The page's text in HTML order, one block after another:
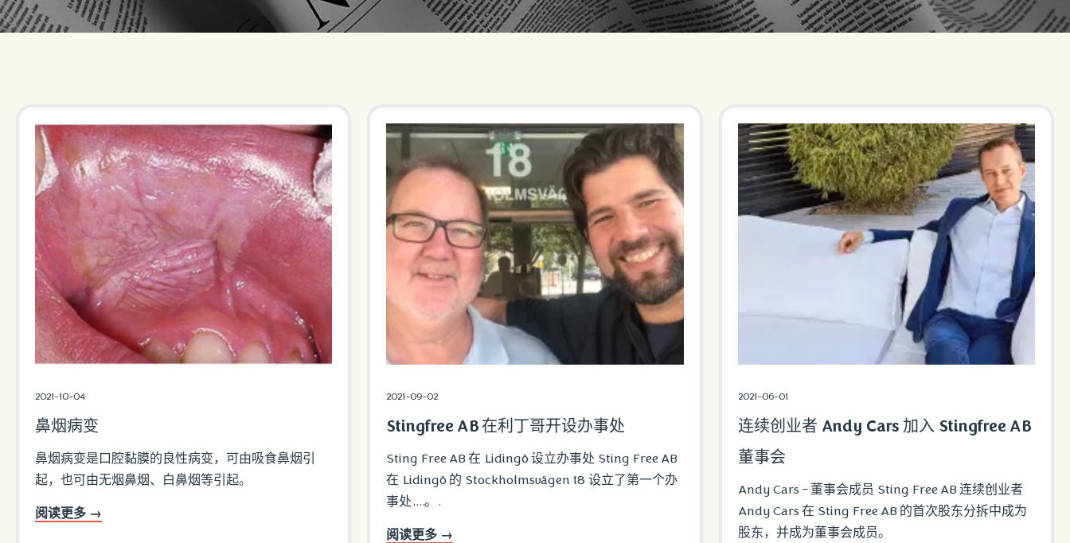
鼻烟病变
2021-10-04
鼻烟病变是口腔黏膜的良性病变，可由吸食鼻烟引
起，也可由无烟鼻烟、白鼻烟等引起。
阅读更多 →
Stingfree AB 在利丁哥开设办事处
2021-09-02
Sting Free AB 在 Lidingö 设立办事处 Sting Free AB
在 Lidingö 的 Stockholmsvägen 18 设立了第一个办
事处....。.
阅读更多 →
连续创业者 Andy Cars 加入 Stingfree AB
董事会
2021-06-01
Andy Cars - 董事会成员 Sting Free AB 连续创业者
Andy Cars 在 Sting Free AB 的首次股东分拆中成为
股东，并成为董事会成员。